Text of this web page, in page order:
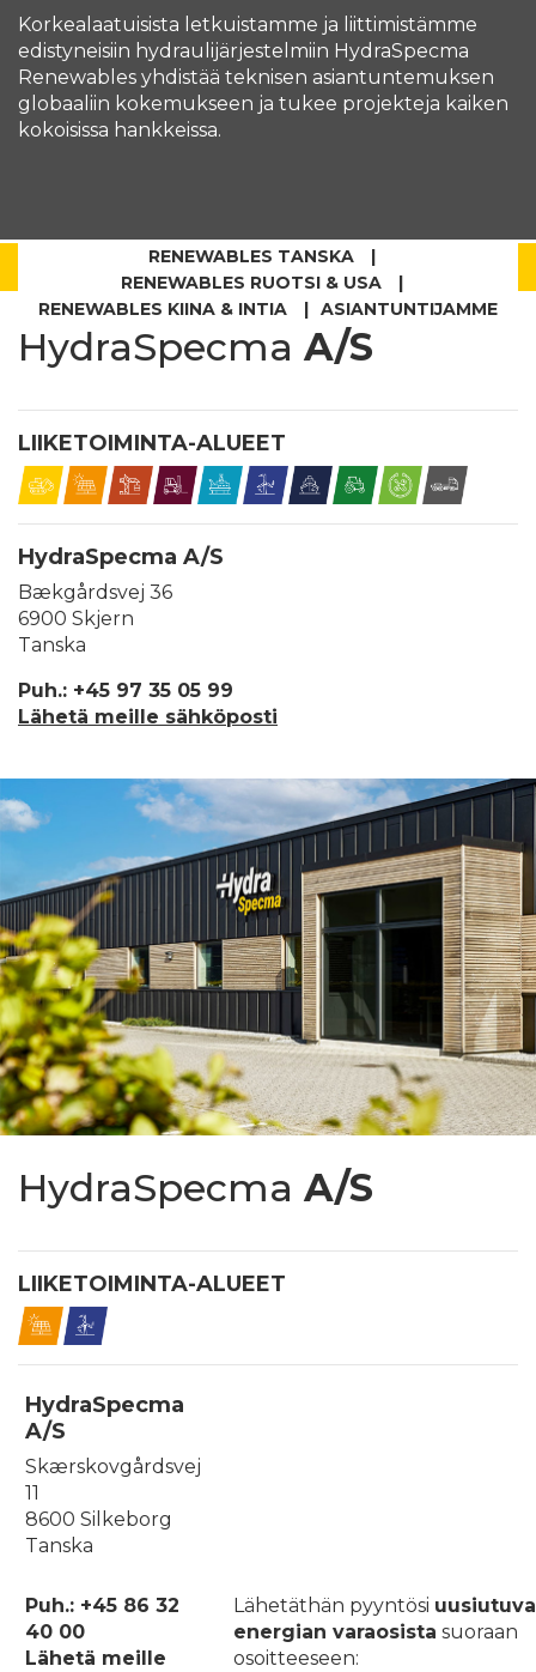
Korkealaatuisista letkuistamme ja liittimistämme
edistyneisiin hydraulijärjestelmiin HydraSpecma
Renewables yhdistää teknisen asiantuntemuksen
globaaliin kokemukseen ja tukee projekteja kaiken
kokoisissa hankkeissa.
RENEWABLES TANSKA
RENEWABLES RUOTSI & USA
RENEWABLES KIINA & INTIA
ASIANTUNTIJAMME
HydraSpecma A/S
LIIKETOIMINTA-ALUEET
HydraSpecma A/S
Bækgårdsvej 36
6900 Skjern
Tanska
Puh.: +45 97 35 05 99
Lähetä meille sähköposti
HydraSpecma A/S
LIIKETOIMINTA-ALUEET
HydraSpecma
A/S
Skærskovgårdsvej
11
8600 Silkeborg
Tanska
Puh.: +45 86 32
40 00
Lähetä meille
Lähetäthän pyyntösi
energian varaosista suoraan
osoitteeseen: